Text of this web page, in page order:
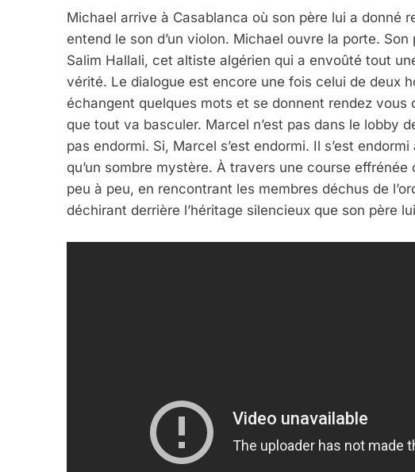
Michael arrive à Casablanca où son père lui a donné
entend le son d’un violon. Michael ouvre la porte.
Salim Hallali, cet altiste algérien qui a envoûté tout
vérité. Le dialogue est encore une fois celui de deux
échangent quelques mots et se donnent rendez vous
que tout va basculer. Marcel n’est pas dans le lobby
pas endormi. Si, Marcel s’est endormi. Il s’est
qu’un sombre mystère. À travers une course
peu à peu, en rencontrant les membres déchus de
déchirant derrière l’héritage silencieux que son père
5